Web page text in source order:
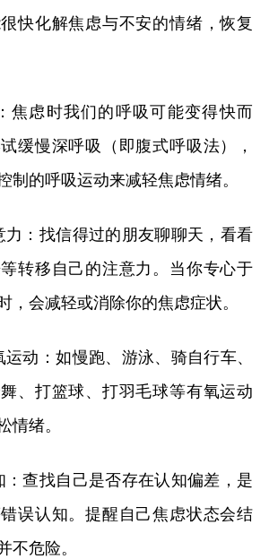
快化解焦虑与不安的情绪，恢复
焦虑时我们的呼吸可能变得快而
缓慢深呼吸（即腹式呼吸法），
制的呼吸运动来减轻焦虑情绪。
力：找信得过的朋友聊聊天，看看
转移自己的注意力。当你专心于
，会减轻或消除你的焦虑症状。
运动：如慢跑、游泳、骑自行车、
、打篮球、打羽毛球等有氧运动
情绪。
：查找自己是否存在认知偏差，是
误认知。提醒自己焦虑状态会结
不危险。